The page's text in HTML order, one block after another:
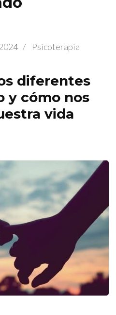
/
Psicoterapia
diferentes
y cómo nos
vida